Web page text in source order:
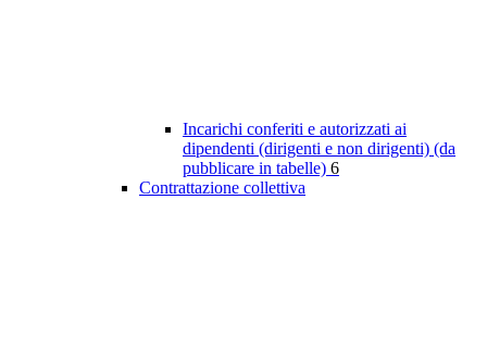
Incarichi conferiti e autorizzati ai
dipendenti (dirigenti e non dirigenti) (da
pubblicare in tabelle) 6
Contrattazione collettiva